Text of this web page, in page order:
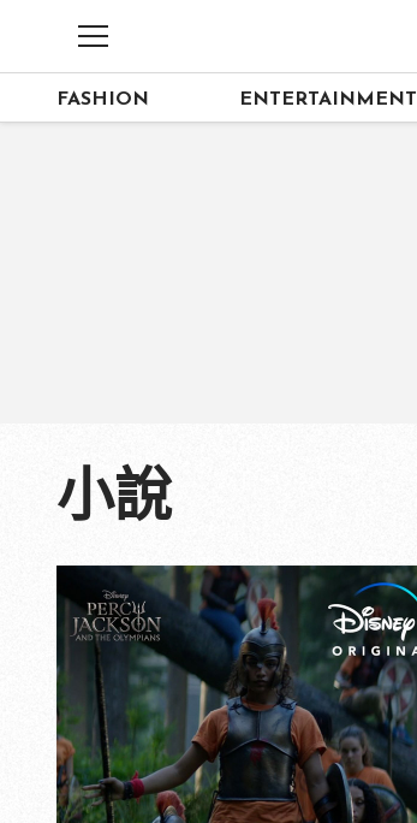
FASHION ENTERTAINMENT
小說